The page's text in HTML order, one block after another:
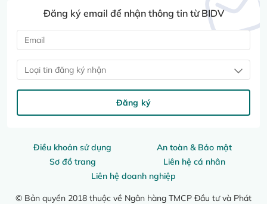
Điều khoản sử dụng
An toàn & Bảo mật
Sơ đồ trang
Liên hệ cá nhân
Liên hệ doanh nghiệp
© Bản quyền 2018 thuộc về Ngân hàng TMCP Đầu tư và Phát
Đăng ký email để nhận thông tin từ BIDV
Loại tin đăng ký nhận
Đăng ký